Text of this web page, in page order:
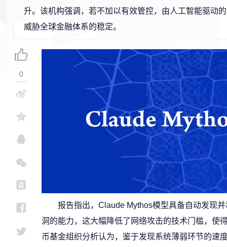
升。该机构强调，若不加以有效管控，由人工智能驱动
威胁全球金融体系的稳定。
报告指出，Claude Mythos模型具备自动发现
洞的能力，这大幅降低了网络攻击的技术门槛，使
币基金组织分析认为，鉴于发现系统薄弱环节的速
0